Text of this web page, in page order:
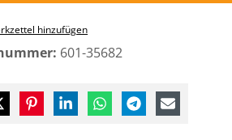
hinzufügen
601-35682